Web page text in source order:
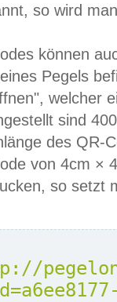
so wird
können
Pegels
welcher
sind
des QR-
von 4cm ×
so setzt